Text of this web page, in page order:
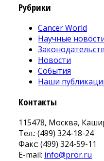
Рубрики
Cancer World
Научные
Новости
События
Наши
Контакты
115478, Москва,
Тел.: (499) 324-18-24
Факс: (499) 324-59-11
E-mail: info@pror.ru